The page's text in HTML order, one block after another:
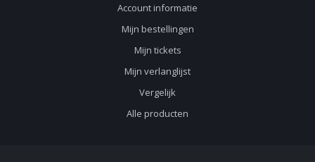
Account informatie
Mijn bestellingen
Mijn tickets
Mijn verlanglijst
Vergelijk
Alle producten